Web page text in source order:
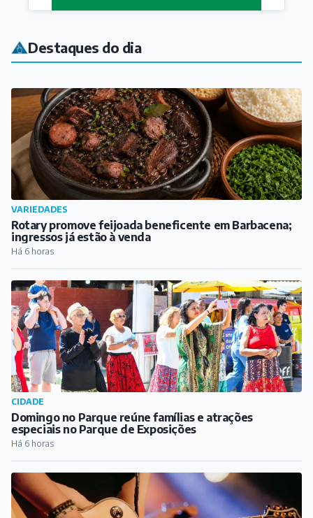
Destaques do dia
VARIEDADES
Rotary promove feijoada beneficente em Barbacena;
ingressos já estão à venda
Há 6 horas
CIDADE
Domingo no Parque reúne famílias e atrações
especiais no Parque de Exposições
Há 6 horas